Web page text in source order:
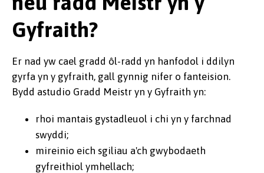
Gyfraith?
Er nad yw cael gradd ôl-radd yn hanfodol i ddilyn
gyrfa yn y gyfraith, gall gynnig nifer o fanteision.
Bydd astudio Gradd Meistr yn y Gyfraith yn:
rhoi mantais gystadleuol i chi yn y farchnad
swyddi;
mireinio eich sgiliau a'ch gwybodaeth
gyfreithiol ymhellach;